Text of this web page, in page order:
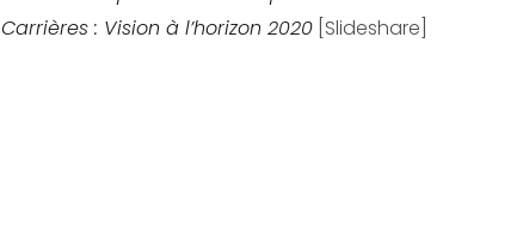
: Vision à l’horizon 2020 [Slideshare]